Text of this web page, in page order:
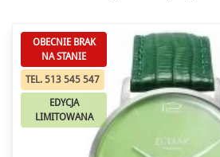
OBECNIE BRAK
NA STANIE
TEL. 513 545 547
EDYCJA
LIMITOWANA